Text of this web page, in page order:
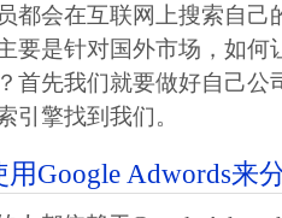
都会在互联网上搜索自己
要是针对国外市场，如何
首先我们就要做好自己公
引擎找到我们。
Google Adwords来